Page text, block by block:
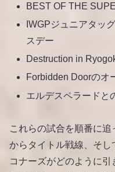
BEST OF THE
IWGPジュニアタッ
スデー
Destruction in
Forbidden Doorのオ
エルデスペラードと
これらの試合を順番に
からタイトル戦線、そし
コナーズがどのように